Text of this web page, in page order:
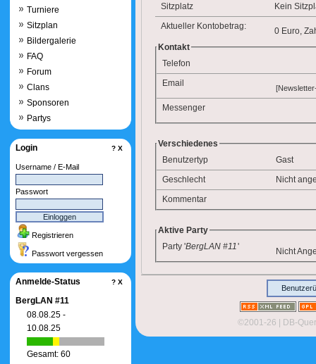
Sitzplatz
Kein
Aktueller Kontobetrag:
0 Euro,
Kontakt
Telefon
Email
Messenger
Verschiedenes
Benutzertyp
Gast
Geschlecht
Nicht
Kommentar
Aktive Party
Party 'BergLAN #11 ' Nicht
©2001-26 | DB-
Turniere
Sitzplan
Bildergalerie
FAQ
Forum
Clans
Sponsoren
Partys
Login ? X
Username / E-Mail
Passwort
Registrieren
Passwort vergessen
Anmelde-Status ? X
BergLAN #11
08.08.25 -
10.08.25
Gesamt: 60